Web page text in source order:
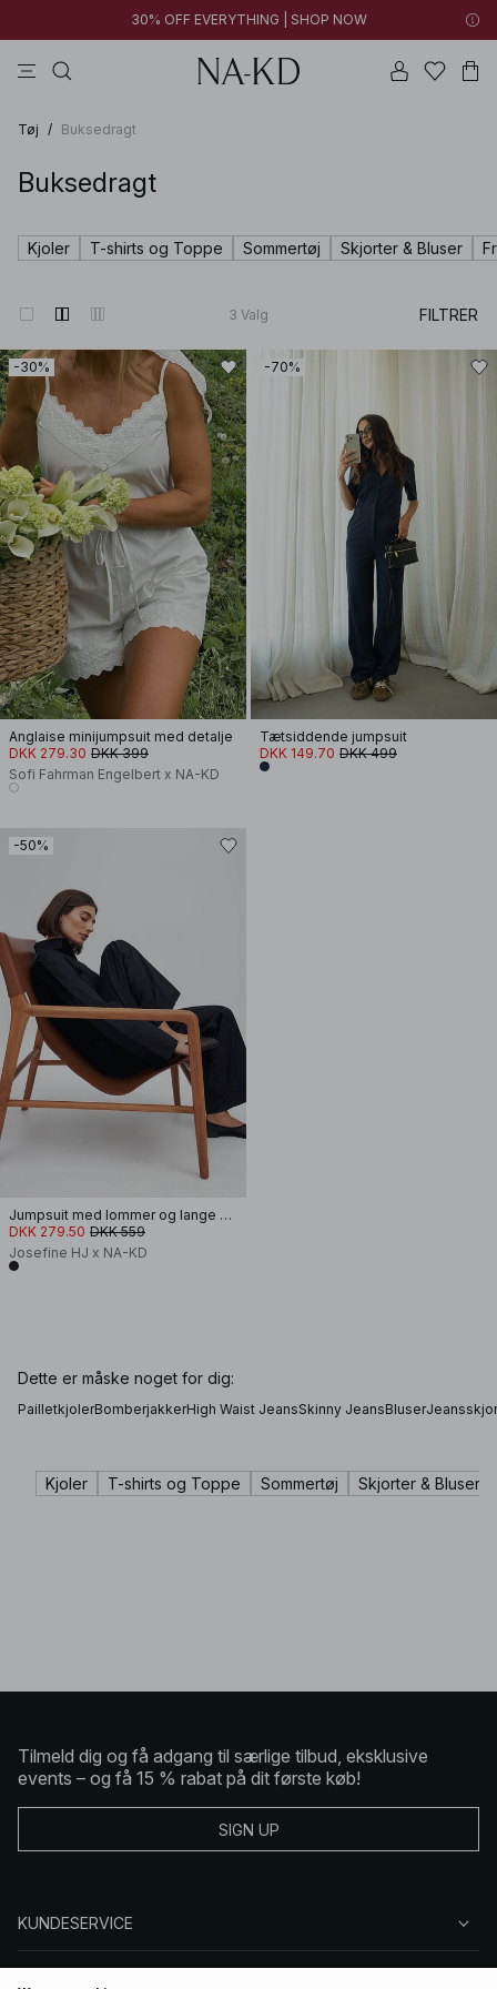
30% OFF EVERYTHING | SHOP NOW
Tøj / Buksedragt
Buksedragt
Kjoler T-shirts og Toppe Sommertøj Skjorter & Bluser
3 Valg FILTRER
-30%
Anglaise minijumpsuit med detalje
DKK 279.30 DKK 399
Sofi Fahrman Engelbert x NA-KD
-70%
Tætsiddende jumpsuit
DKK 149.70 DKK 499
-50%
Jumpsuit med lommer og lange ærmer
DKK 279.50 DKK 559
Josefine HJ x NA-KD
Dette er måske noget for dig:
PailletkjolerBomberjakkerHigh Waist JeansSkinny JeansBluser
Kjoler T-shirts og Toppe Sommertøj Skjorter & Bluser
Tilmeld dig og få adgang til særlige tilbud, eksklusive
events – og få 15 % rabat på dit første køb!
SIGN UP
KUNDESERVICE